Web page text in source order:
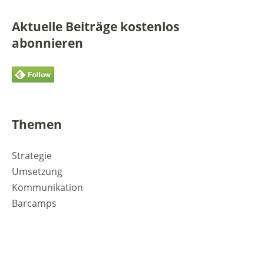
Aktuelle Beiträge kostenlos
abonnieren
Themen
Strategie
Umsetzung
Kommunikation
Barcamps